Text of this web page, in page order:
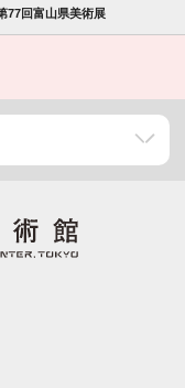
77回富山県美術展